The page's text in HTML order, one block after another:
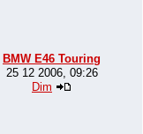
BMW E46 Touring
25 12 2006, 09:26
Dim